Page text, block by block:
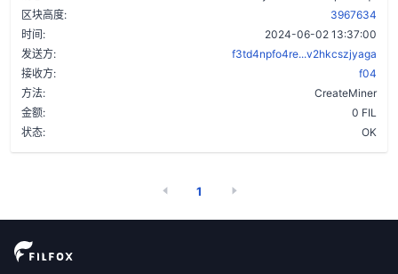
区块高度:
3967634
时间:
2024-06-02 13:37:00
发送方:
f3td4npfo4re...v2hkcszjyaga
接收方:
f04
方法:
CreateMiner
金额:
0 FIL
状态:
OK
1